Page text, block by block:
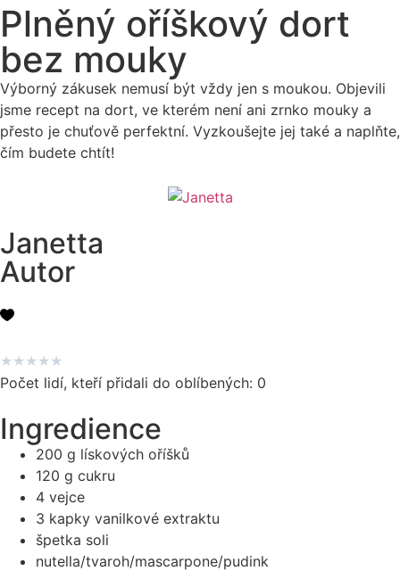
Plněný oříškový dort
bez mouky
Výborný zákusek nemusí být vždy jen s moukou. Objevili
jsme recept na dort, ve kterém není ani zrnko mouky a
přesto je chuťově perfektní. Vyzkoušejte jej také a naplňte,
čím budete chtít!
Janetta
Autor
★★★★★
Počet lidí, kteří přidali do oblíbených: 0
Ingredience
200 g lískových oříšků
120 g cukru
4 vejce
3 kapky vanilkové extraktu
špetka soli
nutella/tvaroh/mascarpone/pudink